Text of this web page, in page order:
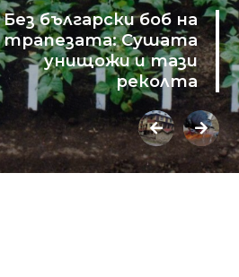
Без български боб на
трапезата: Сушата
унищожи и тази
реколта